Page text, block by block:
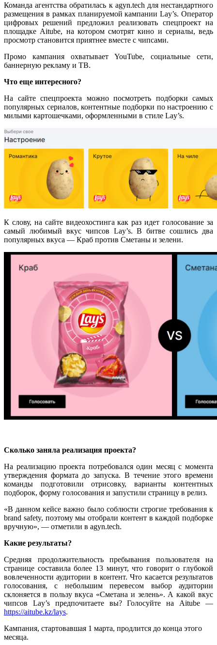
Команда агентства обратилась к agyn.tech для нестандартного
размещения в рамках планируемой кампании Lay’s. Оператор
цифровых решений предложил реализовать спецпроект на
площадке Aitube, на котором смотрят кино и сериалы, ведь
просмотр становится приятнее вместе с чипсами.
Промо кампания охватывает YouTube, социальные сети,
баннерную рекламу и ТВ.
Что еще интересного?
На сайте спецпроекта можно посмотреть подборки самых
популярных сериалов, контентные подборки по настроению с
милыми картошечками, оформленными в стиле Lay’s.
К слову, на сайте видеохостинга как раз идет голосование за
самый любимый вкус чипсов Lay’s. В битве сошлись два
популярных вкуса — Краб против Сметаны и зелени.
Сколько заняла реализация проекта?
На реализацию проекта потребовался один месяц с момента
утверждения формата до запуска. В течение этого времени
команды подготовили отрисовку, варианты контентных
подборок, форму голосования и запустили страницу в релиз.
«В данном кейсе важно было соблюсти строгие требования к
brand safety, поэтому мы отобрали контент в каждой подборке
вручную», — отметили в agyn.tech.
Какие результаты?
Средняя продолжительность пребывания пользователя на
странице составила более 13 минут, что говорит о глубокой
вовлеченности аудитории в контент. Что касается результатов
голосования, с небольшим перевесом выбор аудитории
склоняется в пользу вкуса «Сметана и зелень». А какой вкус
чипсов Lay’s предпочитаете вы? Голосуйте на Aitube —
https://aitube.kz/lays.
Кампания, стартовавшая 1 марта, продлится до конца этого
месяца.